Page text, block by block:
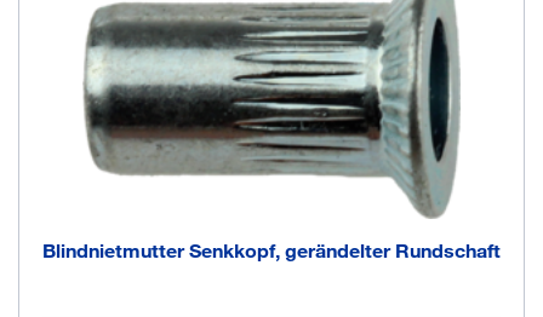
Blindnietmutter Senkkopf, gerändelter Rundschaft